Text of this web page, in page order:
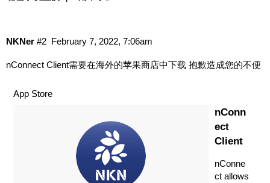
NKNer February 7, 2022, 7:06am
#2
nConnect Client需要在海外的苹果商店中下载 抱歉造成您的不便
App Store
‎nConn
ect
Client
‎nConne
ct allows